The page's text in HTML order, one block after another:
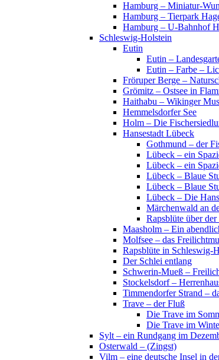
Hamburg – Miniatur-
Hamburg – Tierpark
Hamburg – U-Bahnhof
Schleswig-Holstein
Eutin
Eutin –
Eutin – Farbe –
Fröruper Berge –
Grömitz – Ostsee in
Haithabu – Wikinger
Hemmelsdorfer See
Holm – Die
Hansestadt Lübeck
Gothmund – der
Lübeck – ein
Lübeck – ein
Lübeck – Blaue
Lübeck – Blaue
Lübeck – Die
Märchenwald an
Rapsblüte über
Maasholm – Ein
Molfsee – das
Rapsblüte in Schleswig-
Der Schlei entlang
Schwerin-Mueß –
Stockelsdorf –
Timmendorfer Strand –
Trave – der Fluß
Die Trave im
Die Trave im
Sylt – ein Rundgang im
Osterwald – (Zingst)
Vilm – eine deutsche Insel in